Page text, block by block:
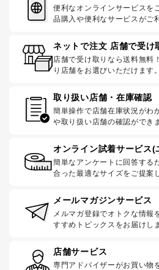
便利なオンラインサービスを
品購入や便利なサービスがご
ネットで注文 店舗で受け
店舗で受け取りなら送料無料
り店舗をお選びいただけます。
取り扱い店舗・在庫確認
簡単操作で店舗在庫状況がわ
や取り扱い店舗の確認ができ
オンライン試着サービス(
簡単なアンケートに回答する
合った最適なサイズをご提案
メールマガジンサービス
メルマガ登録でオトクな情報
すすめトピックスをお届けし
店舗サービス
専門アドバイザーがお買い物